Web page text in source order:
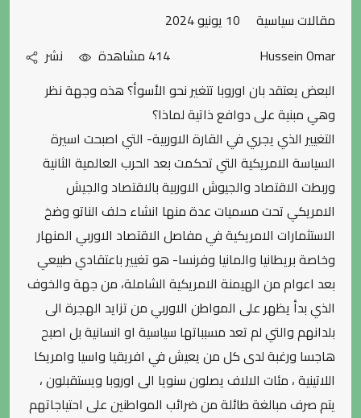
مقالات سياسية
10 يونيو 2024
Hussein Omar
414 مشاهدة
نشر
البعض يعتقد بان اوروبا تتغير نحو الأسوأ؟ هذه وجهة نظر
وهي مبنية على دوافع ذاتية لماذا؟
التغيير الذي يجري في القارة الاوربية- التي اصبحت اسيرة
السياسة الامريكية التي تحكمت بعد الحرب العالمية الثانية
وربطت الاقتصاد والجيوش الاوربية بالاقتصاد والجيش
الامريكي تحت مسميات عدة منها انشاء حلف الناتو وضخ
الاستثمارات الامريكية في مفاصل الاقتصاد الاوربي المنهار
وخاصة بريطانيا والمانيا وفرنسا- هو تغيير باعتقادي طبيعي
بعد اعوام من الهيمنة الامريكية الشاملة، من جهة والخوف
الذي بدأ يظهر على المواطن الاوربي من تزايد الهجرة الى
بلدانهم والتي لم تعد مسبباتها سياسية او انسانية بل اصبح
هاجسا ورغبة لدى كل من يعيش في افريقيا واسيا وامريكا
اللاتينية ، مئات الالاف يصلون سنويا الى اوروبا ويستقبلون ،
يتم صرف مبالغة طائلة من ضرائب المواطنين على احتياجاتهم